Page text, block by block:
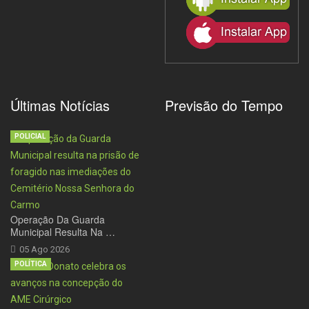
Últimas Notícias
Operação Da Guarda
Municipal Resulta Na …
05 Ago 2026
POLICIAL
POLÍTICA
Previsão do Tempo